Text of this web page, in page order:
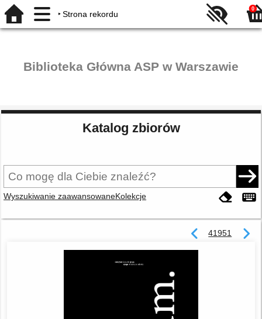
Strona rekordu
0
Biblioteka Główna ASP w Warszawie
Katalog zbiorów
Wyszukiwanie zaawansowaneKolekcje
41951